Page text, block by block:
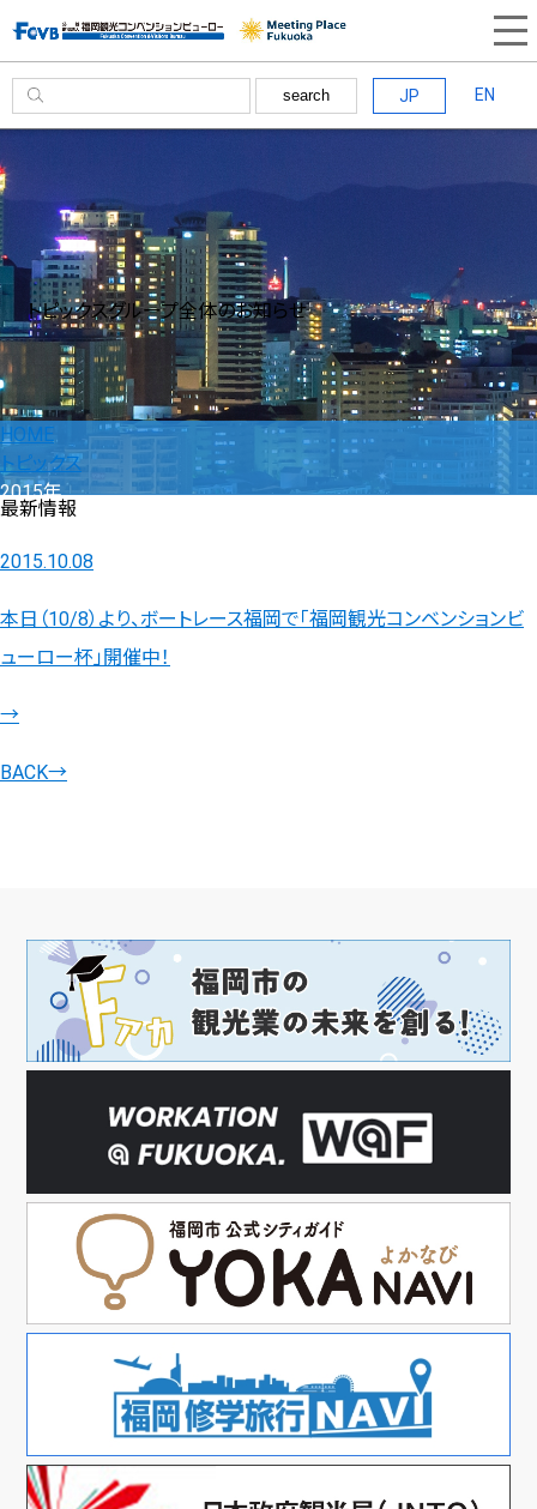
search JP EN
トピックスグループ全体のお知らせ
HOME
トピックス
2015年
最新情報
2015.10.08
本日（10/8）より、ボートレース福岡で「福岡観光コンベンションビ
ューロー杯」開催中！
→
BACK→